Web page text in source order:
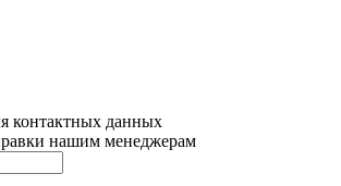
контактных данных
нашим менеджерам